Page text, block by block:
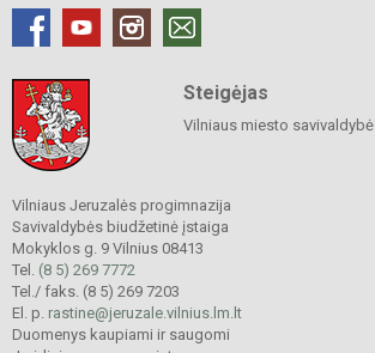
Steigėjas
Vilniaus miesto savivaldybė
Vilniaus Jeruzalės progimnazija
Savivaldybės biudžetinė įstaiga
Mokyklos g. 9 Vilnius 08413
Tel. (8 5) 269 7772
Tel./ faks. (8 5) 269 7203
El. p. rastine@jeruzale.vilnius.lm.lt
Duomenys kaupiami ir saugomi